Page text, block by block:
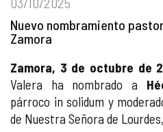
Nuevo nombramiento
Zamora
Zamora, 3 de octubre de
Valera ha nombrado a
párroco in solidum y
de Nuestra Señora de